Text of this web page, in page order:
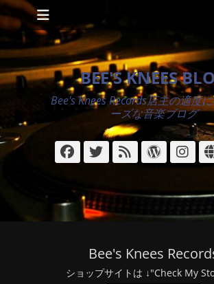
コ
ン
テ
ン
ツ
へ
ッ
プ
メインメニュー
BEE'S KNEES
Bee's Knees Records店主の適度
ーズな音楽ブログ
Facebook
Twitter
ィ
ド
Bee's Knees
ショップサイトは ↓"Check My